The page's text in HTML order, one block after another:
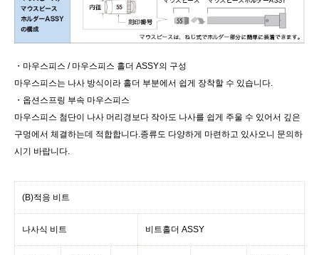
・마우스피스 / 마우스피스 홀더 ASSY의 구성
마우스피스는 나사 방식이라 홀더 부분에서 쉽게 장착할 수 있습니다.
・옵션스프링 부속 마우스피스
마우스피스 첨단이 나사 머리경보다 작아도 나사를 쉽게 주울 수 있어서 깊은
구멍에서 체결하는데 적합합니다.종류도 다양하게 마련하고 있사오니 문의하
시기 바랍니다.
(B)적응 비트
나사식 비트 비트홀더 ASSY